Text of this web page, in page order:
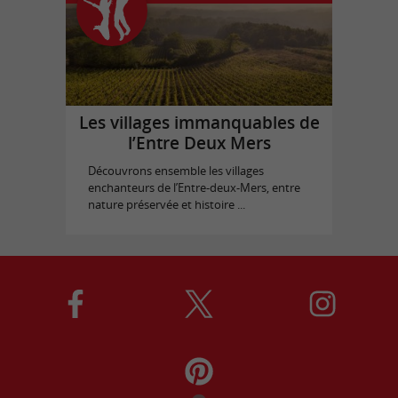
Les villages immanquables de
l’Entre Deux Mers
Découvrons ensemble les villages
enchanteurs de l’Entre-deux-Mers, entre
nature préservée et histoire ...